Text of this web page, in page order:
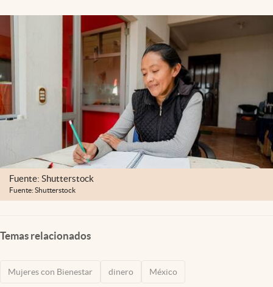
Mediakit
abre en nueva pestaña
Fuente: Shutterstock
Fuente: Shutterstock
Temas relacionados
Mujeres con Bienestar dinero México